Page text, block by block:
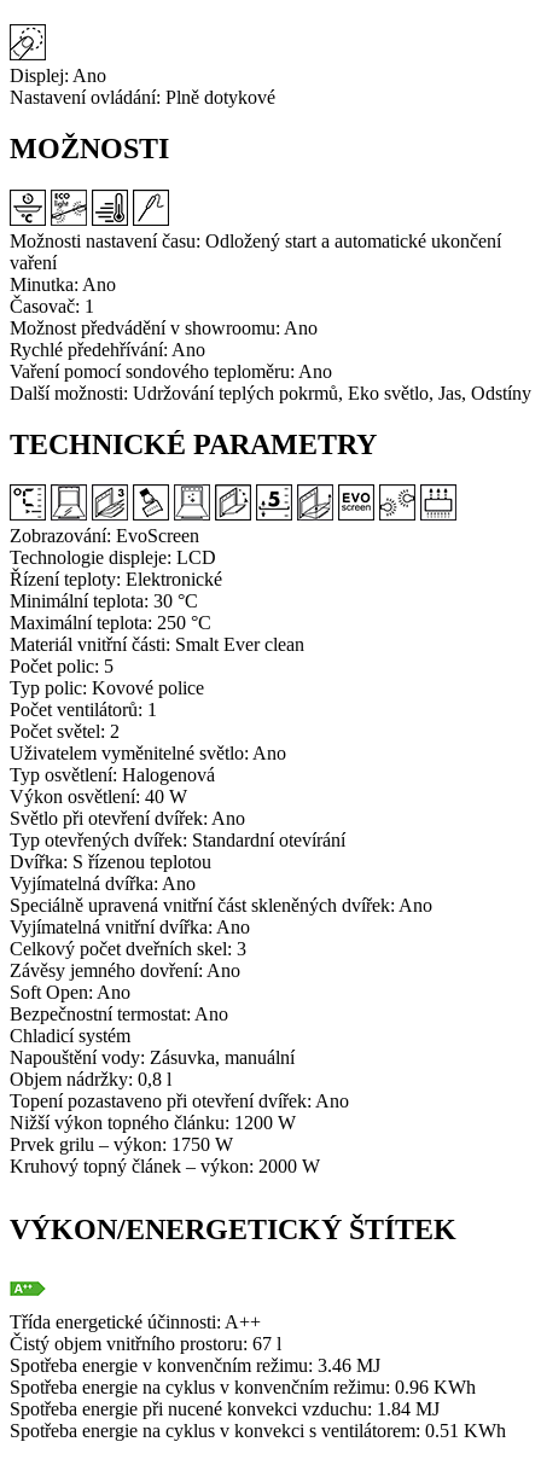
Displej: Ano
Nastavení ovládání: Plně dotykové
MOŽNOSTI
Možnosti nastavení času: Odložený start a automatické ukončení
vaření
Minutka: Ano
Časovač: 1
Možnost předvádění v showroomu: Ano
Rychlé předehřívání: Ano
Vaření pomocí sondového teploměru: Ano
Další možnosti: Udržování teplých pokrmů, Eko světlo, Jas, Odstíny
TECHNICKÉ PARAMETRY
Zobrazování: EvoScreen
Technologie displeje: LCD
Řízení teploty: Elektronické
Minimální teplota: 30 °C
Maximální teplota: 250 °C
Materiál vnitřní části: Smalt Ever clean
Počet polic: 5
Typ polic: Kovové police
Počet ventilátorů: 1
Počet světel: 2
Uživatelem vyměnitelné světlo: Ano
Typ osvětlení: Halogenová
Výkon osvětlení: 40 W
Světlo při otevření dvířek: Ano
Typ otevřených dvířek: Standardní otevírání
Dvířka: S řízenou teplotou
Vyjímatelná dvířka: Ano
Speciálně upravená vnitřní část skleněných dvířek: Ano
Vyjímatelná vnitřní dvířka: Ano
Celkový počet dveřních skel: 3
Závěsy jemného dovření: Ano
Soft Open: Ano
Bezpečnostní termostat: Ano
Chladicí systém
Napouštění vody: Zásuvka, manuální
Objem nádržky: 0,8 l
Topení pozastaveno při otevření dvířek: Ano
Nižší výkon topného článku: 1200 W
Prvek grilu – výkon: 1750 W
Kruhový topný článek – výkon: 2000 W
VÝKON/ENERGETICKÝ ŠTÍTEK
Třída energetické účinnosti: A++
Čistý objem vnitřního prostoru: 67 l
Spotřeba energie v konvenčním režimu: 3.46 MJ
Spotřeba energie na cyklus v konvenčním režimu: 0.96 KWh
Spotřeba energie při nucené konvekci vzduchu: 1.84 MJ
Spotřeba energie na cyklus v konvekci s ventilátorem: 0.51 KWh